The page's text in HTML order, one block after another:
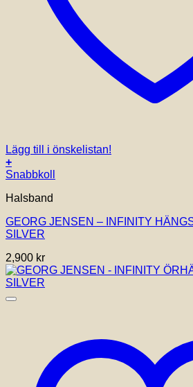
Lägg till i önskelistan!
+
Snabbkoll
Halsband
GEORG JENSEN – INFINITY
SILVER
2,900 kr